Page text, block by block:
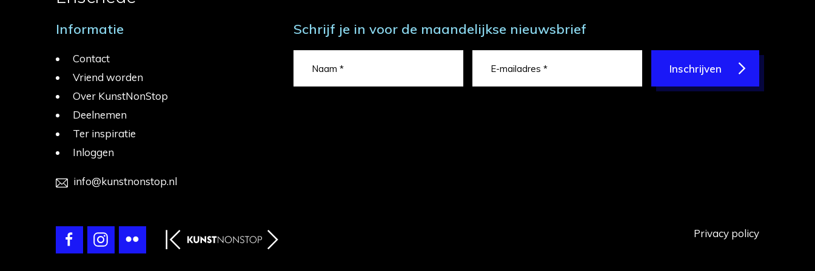
Informatie
Contact
Vriend worden
Over KunstNonStop
Deelnemen
Ter inspiratie
Inloggen
info@kunstnonstop.nl
Schrijf je in voor de maandelijkse nieuwsbrief
Inschrijven
Privacy policy